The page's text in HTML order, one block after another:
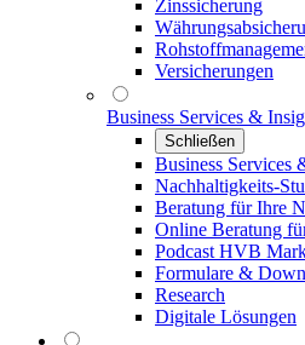
Zinssicherung
Versicherungen
Business Services &
Schließen
Business Services
Nachhaltigkeits-
Beratung für Ihre
Online Beratung
Podcast HVB
Formulare &
Research
Digitale Lösungen